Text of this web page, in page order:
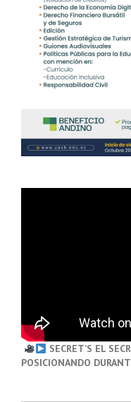
SECRET’S EL
POSICIONANDO